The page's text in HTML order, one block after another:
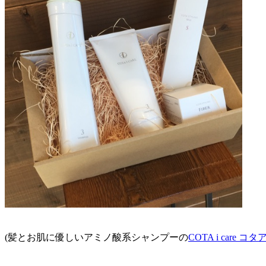
(髪とお肌に優しいアミノ酸系シャンプーのCOTA i care コタ